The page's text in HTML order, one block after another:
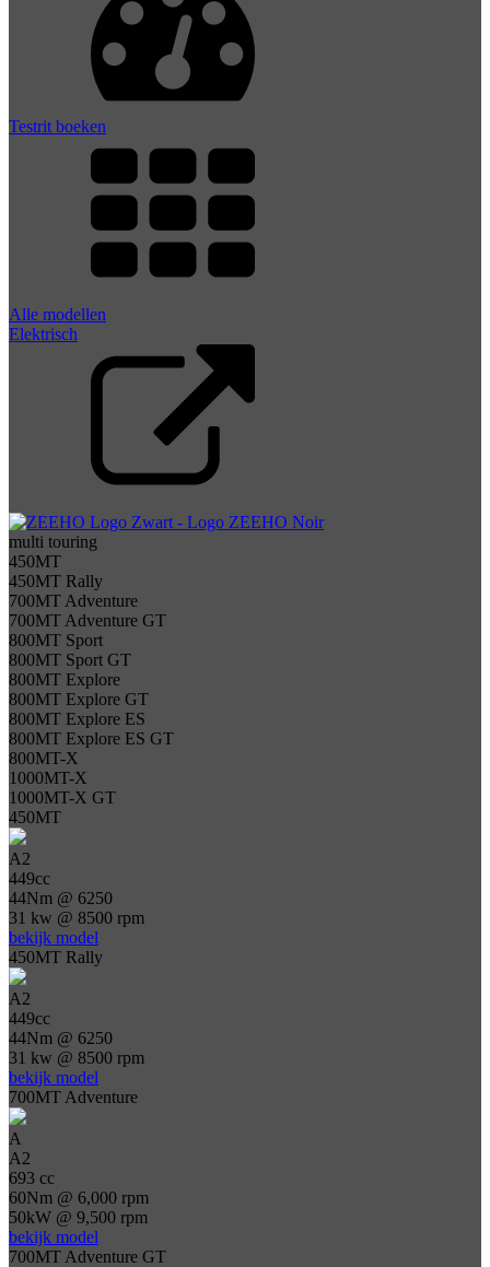
Testrit boeken
Alle modellen
Elektrisch
multi touring
450MT
450MT Rally
700MT Adventure
700MT Adventure GT
800MT Sport
800MT Sport GT
800MT Explore
800MT Explore GT
800MT Explore ES
800MT Explore ES GT
800MT-X
1000MT-X
1000MT-X GT
450MT
A2
449cc
44Nm @ 6250
31 kw @ 8500 rpm
bekijk model
450MT Rally
A2
449cc
44Nm @ 6250
31 kw @ 8500 rpm
bekijk model
700MT Adventure
A
A2
693 cc
60Nm @ 6,000 rpm
50kW @ 9,500 rpm
bekijk model
700MT Adventure GT